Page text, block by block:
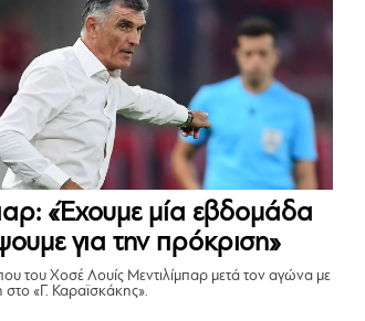
«Έχουμε μία εβδομάδα
για την πρόκριση»
του Χοσέ Λουίς Μεντιλίμπαρ μετά τον αγώνα με
«Γ. Καραϊσκάκης».